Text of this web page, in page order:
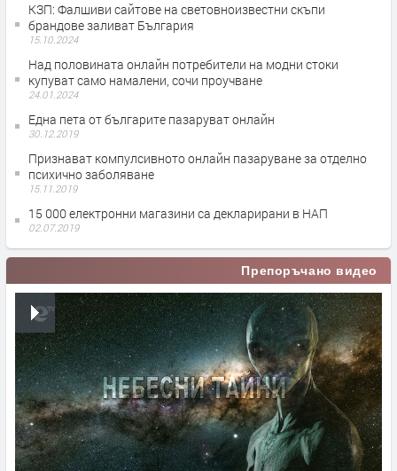
КЗП: Фалшиви сайтове на световноизвестни скъпи
брандове заливат България
15.10.2024
Над половината онлайн потребители на модни стоки
купуват само намалени, сочи проучване
24.01.2024
Една пета от българите пазаруват онлайн
30.12.2019
Признават компулсивното онлайн пазаруване за отделно
психично заболяване
15.11.2019
15 000 електронни магазини са декларирани в НАП
02.07.2019
Препоръчано видео